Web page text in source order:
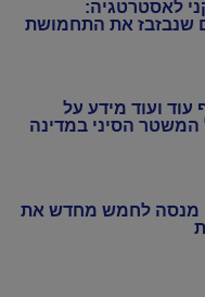
לאסטרטגיה:
שנבזבז את התחמושת
ועוד מידע על
הסיני במדינה
מנסה לחמש מחדש את